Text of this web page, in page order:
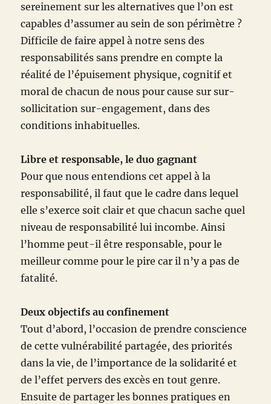
sereinement sur les alternatives que l’on est
capables d’assumer au sein de son périmètre ?
Difficile de faire appel à notre sens des
responsabilités sans prendre en compte la
réalité de l’épuisement physique, cognitif et
moral de chacun de nous pour cause sur sur-
sollicitation sur-engagement, dans des
conditions inhabituelles.
Libre et responsable, le duo gagnant
Pour que nous entendions cet appel à la
responsabilité, il faut que le cadre dans lequel
elle s’exerce soit clair et que chacun sache quel
niveau de responsabilité lui incombe. Ainsi
l’homme peut-il être responsable, pour le
meilleur comme pour le pire car il n’y a pas de
fatalité.
Deux objectifs au confinement
Tout d’abord, l’occasion de prendre conscience
de cette vulnérabilité partagée, des priorités
dans la vie, de l’importance de la solidarité et
de l’effet pervers des excès en tout genre.
Ensuite de partager les bonnes pratiques en